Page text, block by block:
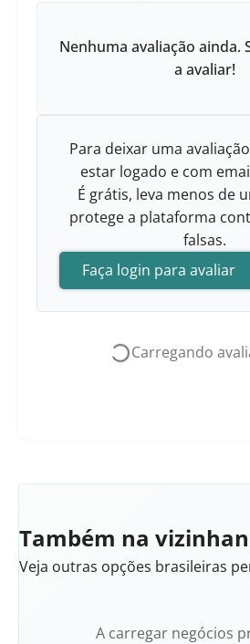
Nenhuma avaliação ainda.
a avaliar!
Para deixar uma
estar logado e com
É grátis, leva menos de
protege a plataforma
falsas.
Faça login para avaliar
Carregando
Também na
Veja outras opções brasileiras
A carregar negócios